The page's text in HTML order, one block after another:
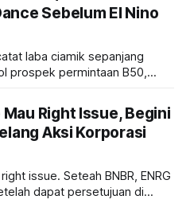
Sebelum El Nino
laba ciamik sepanjang
prospek permintaan B50,
2027. Kira-kira gimana
dilirik sektor ini?
Right Issue, Begini
Aksi Korporasi
issue. Seteah BNBR, ENRG
dapat persetujuan di